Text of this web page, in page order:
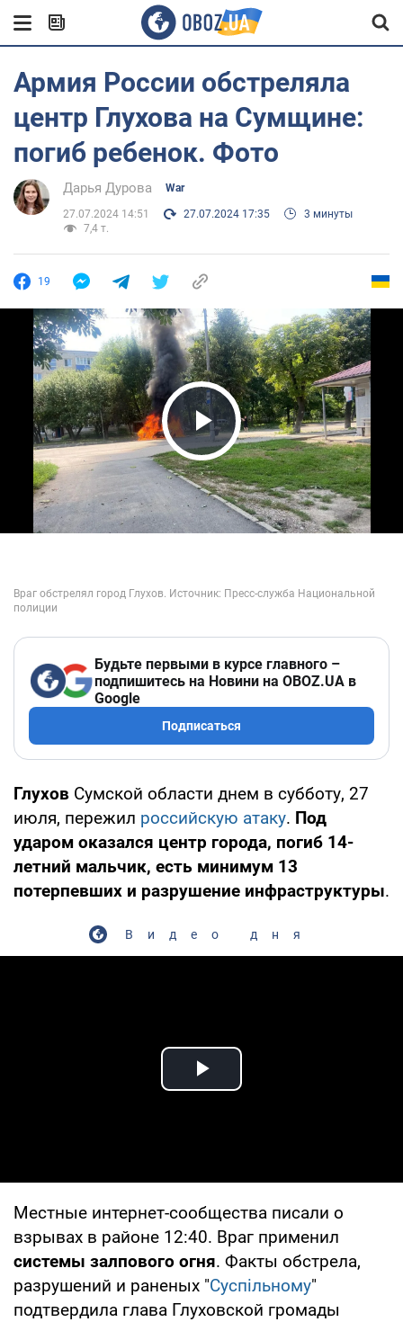
Армия России обстреляла
центр Глухова на Сумщине:
погиб ребенок. Фото
Дарья Дурова War
27.07.2024 14:51 27.07.2024 17:35
3 минуты
7,4 т.
19
Play Video
Будьте первыми в курсе главного –
подпишитесь на Новини на OBOZ.UA в
Google
Подписаться
Глухов Сумской области днем в субботу, 27
июля, пережил российскую атаку. Под
ударом оказался центр города, погиб 14-
летний мальчик, есть минимум 13
потерпевших и разрушение инфраструктуры.
Видео дня
Play Video
Местные интернет-сообщества писали о
взрывах в районе 12:40. Враг применил
системы залпового огня. Факты обстрела,
разрушений и раненых "Суспільному"
подтвердила глава Глуховской громады